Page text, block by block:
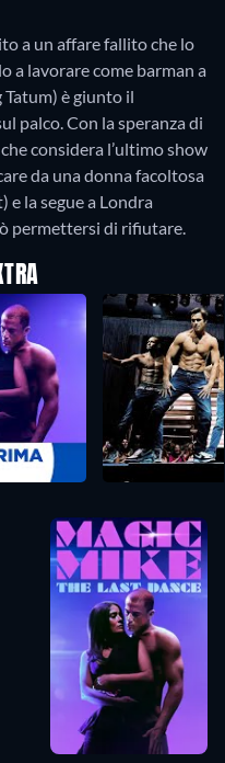
a un affare fallito che lo
a lavorare come barman a
è giunto il
palco. Con la speranza di
considera l’ultimo show
da una donna facoltosa
e la segue a Londra
permettersi di rifiutare.